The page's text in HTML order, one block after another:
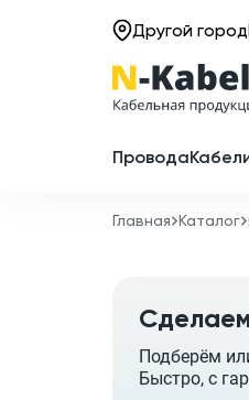
Другой город
Провода
Главная Каталог
Подберём
Быстро, с